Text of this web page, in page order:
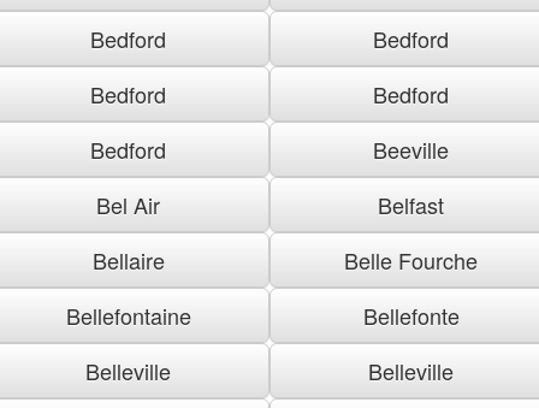
Bedford
Bedford
Bedford
Bedford
Bedford
Beeville
Bel Air
Belfast
Bellaire
Belle Fourche
Bellefontaine
Bellefonte
Belleville
Belleville